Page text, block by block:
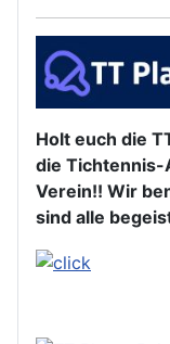
Holt euch die
die Tichtennis-
Verein!! Wir
sind alle